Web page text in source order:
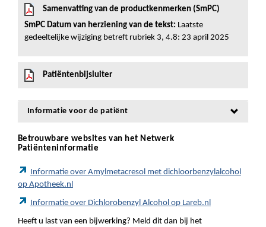
Samenvatting van de productkenmerken (SmPC)
SmPC Datum van herziening van de tekst: Laatste
gedeeltelijke wijziging betreft rubriek 3, 4.8: 23 april 2025
Patiëntenbijsluiter
Informatie voor de patiënt
Betrouwbare websites van het Netwerk
Patiënteninformatie
Informatie over Amylmetacresol met dichloorbenzylalcohol
op Apotheek.nl
Informatie over Dichlorobenzyl Alcohol op Lareb.nl
Heeft u last van een bijwerking? Meld dit dan bij het